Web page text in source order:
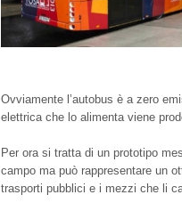
Ovviamente l’autobus è a zero
elettrica che lo alimenta viene
Per ora si tratta di un prototipo
campo ma può rappresentare un
trasporti pubblici e i mezzi che li